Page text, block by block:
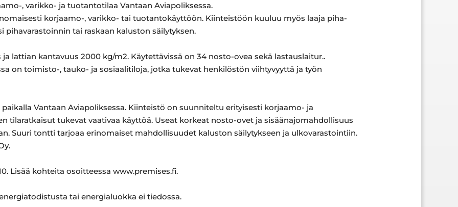
, varikko- ja tuotantotilaa Vantaan Aviapoliksessa.
korjaamo-, varikko- tai tuotantokäyttöön. Kiinteistöön kuuluu myös laaja piha-
pihavarastoinnin tai raskaan kaluston säilytyksen.
lattian kantavuus 2000 kg/m2. Käytettävissä on 34 nosto-ovea sekä lastauslaitur..
on toimisto-, tauko- ja sosiaalitiloja, jotka tukevat henkilöstön viihtyvyyttä ja työn
paikalla Vantaan Aviapoliksessa. Kiinteistö on suunniteltu erityisesti korjaamo- ja
tilaratkaisut tukevat vaativaa käyttöä. Useat korkeat nosto-ovet ja sisäänajomahdollisuus
Suuri tontti tarjoaa erinomaiset mahdollisuudet kaluston säilytykseen ja ulkovarastointiin.
Lisää kohteita osoitteessa www.premises.fi.
tai energialuokka ei tiedossa.